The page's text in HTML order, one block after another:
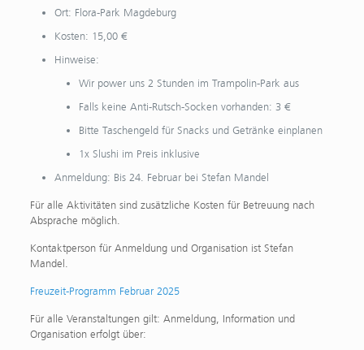
Ort: Flora-Park Magdeburg
Kosten: 15,00 €
Hinweise:
Wir power uns 2 Stunden im Trampolin-Park aus
Falls keine Anti-Rutsch-Socken vorhanden: 3 €
Bitte Taschengeld für Snacks und Getränke einplanen
1x Slushi im Preis inklusive
Anmeldung: Bis 24. Februar bei Stefan Mandel
Für alle Aktivitäten sind zusätzliche Kosten für Betreuung nach
Absprache möglich.
Kontaktperson für Anmeldung und Organisation ist Stefan
Mandel.
Freuzeit-Programm Februar 2025
Für alle Veranstaltungen gilt: Anmeldung, Information und
Organisation erfolgt über: